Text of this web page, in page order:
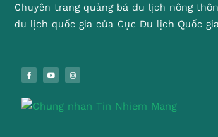
Chuyên trang quảng bá du lịch nông
du lịch quốc gia của Cục Du lịch Quốc